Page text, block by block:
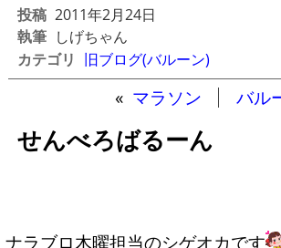
投稿 2011年2月24日
執筆 しげちゃん
カテゴリ 旧ブログ(バルーン)
« マラソン バル
せんべろばるーん
ナラブロ木曜担当のシゲオカです